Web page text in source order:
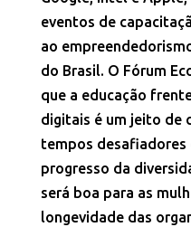
eventos de
ao
do Brasil. O Fórum
que a educação
digitais é um jeito de
tempos
progresso da
será boa para as
longevidade das